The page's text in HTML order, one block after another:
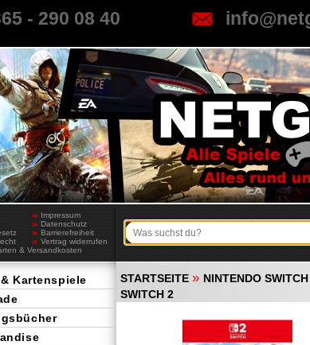
- 290 08 40
Impressum
Datenschutz
Barrierefreiheit
Vertrag widerrufen
& Versandkosten
STARTSEITE » NINTENDO
SWITCH 2
Kartenspiele